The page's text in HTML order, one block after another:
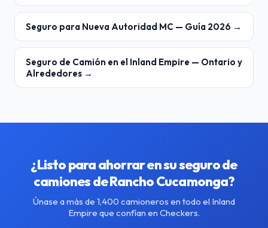
Seguro para Nueva Autoridad MC — Guía 2026 →
Seguro de Camión en el Inland Empire — Ontario y
Alrededores →
¿Listo para ahorrar en su seguro de
camiones de Rancho Cucamonga?
Únase a más de 1,400 camioneros en todo el Inland
Empire que confían en Checkers.